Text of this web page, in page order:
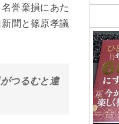
誉棄損にあた
聞と篠原孝議
つるむと違